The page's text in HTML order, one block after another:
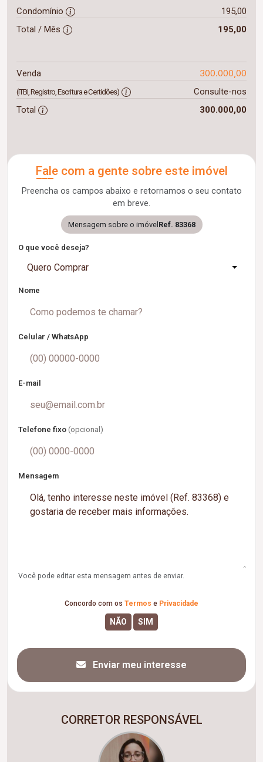
Condomínio
195,00
Total / Mês
195,00
Venda 300.000,00
(ITBI, Registro, Escritura e Certidões)
Consulte-nos
Total
300.000,00
Fale com a gente sobre este imóvel
Preencha os campos abaixo e retornamos o seu contato
em breve.
Mensagem sobre o imóvel Ref. 83368
O que você deseja?
Quero Comprar
Nome
Celular / WhatsApp
E-mail
Telefone fixo (opcional)
Mensagem
Você pode editar esta mensagem antes de enviar.
Concordo com os Termos e Privacidade
Enviar meu interesse
CORRETOR RESPONSÁVEL